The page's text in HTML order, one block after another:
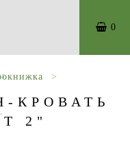
0
КРОВАТЬ
2"